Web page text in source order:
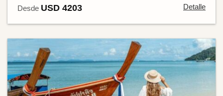
Desde USD 4203 Detalle